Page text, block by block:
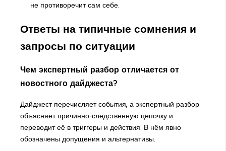
не противоречит сам себе.
Ответы на типичные сомнения и
запросы по ситуации
Чем экспертный разбор отличается от
новостного дайджеста?
Дайджест перечисляет события, а экспертный разбор
объясняет причинно-следственную цепочку и
переводит её в триггеры и действия. В нём явно
обозначены допущения и альтернативы.